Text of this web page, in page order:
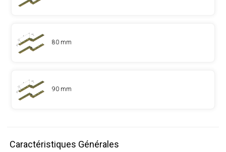
80 mm
90 mm
Caractéristiques Générales